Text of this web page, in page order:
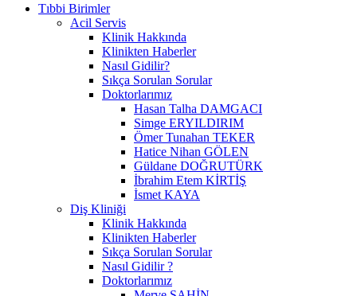
Tıbbi Birimler
Acil Servis
Klinik Hakkında
Klinikten Haberler
Nasıl Gidilir?
Sıkça Sorulan Sorular
Doktorlarımız
Hasan Talha DAMGACI
Simge ERYILDIRIM
Ömer Tunahan TEKER
Hatice Nihan GÖLEN
Güldane DOĞRUTÜRK
İbrahim Etem KİRTİŞ
İsmet KAYA
Diş Kliniği
Klinik Hakkında
Klinikten Haberler
Sıkça Sorulan Sorular
Nasıl Gidilir ?
Doktorlarımız